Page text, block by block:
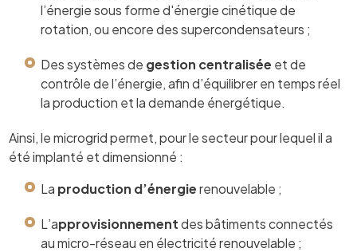
l’énergie sous forme d'énergie cinétique de
rotation, ou encore des supercondensateurs ;
Des systèmes de gestion centralisée et de
contrôle de l’énergie, afin d’équilibrer en temps réel
la production et la demande énergétique.
Ainsi, le microgrid permet, pour le secteur pour lequel il a
été implanté et dimensionné :
La production d’énergierenouvelable ;
L’approvisionnementdes bâtiments connectés
au micro-réseau en électricité renouvelable ;